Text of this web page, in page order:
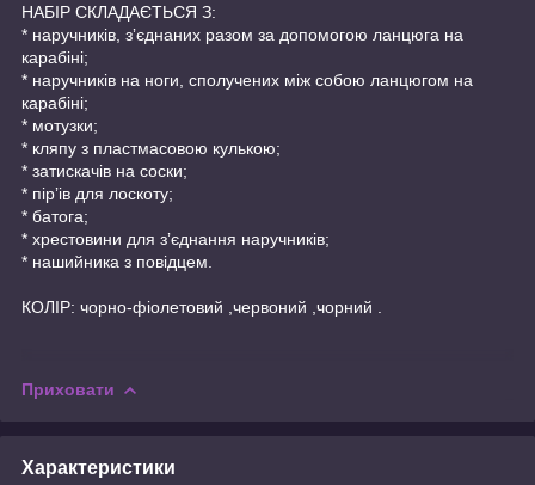
НАБІР СКЛАДАЄТЬСЯ З:
* наручників, зʼєднаних разом за допомогою ланцюга на
карабіні;
* наручників на ноги, сполучених між собою ланцюгом на
карабіні;
* мотузки;
* кляпу з пластмасовою кулькою;
* затискачів на соски;
* пірʼів для лоскоту;
* батога;
* хрестовини для зʼєднання наручників;
* нашийника з повідцем.
КОЛІР: чорно-фіолетовий ,червоний ,чорний .
Приховати
Характеристики